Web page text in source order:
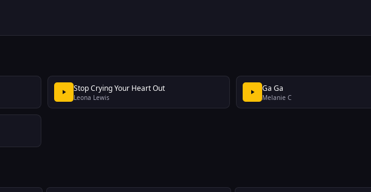
Stop Crying Your Heart Out
Leona Lewis
Ga Ga
Melanie C